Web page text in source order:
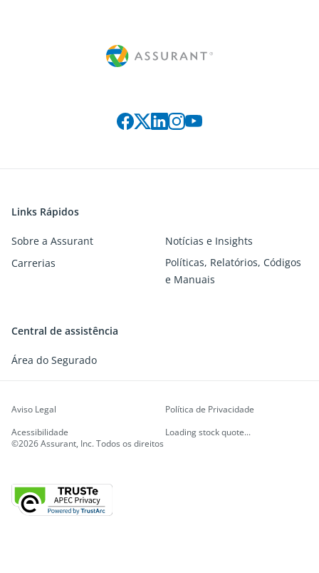
Links Rápidos
Sobre a Assurant
Notícias e Insights
Carrerias
Políticas, Relatórios, Códigos
e Manuais
Central de assistência
Área do Segurado
©2026 Assurant, Inc. Todos os direitos
Aviso Legal
Política de Privacidade
Acessibilidade
Loading stock quote...